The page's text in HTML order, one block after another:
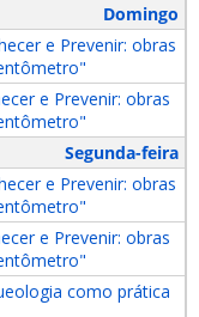
Domingo
e Prevenir: obras
e Prevenir: obras
Segunda-feira
e Prevenir: obras
e Prevenir: obras
como prática